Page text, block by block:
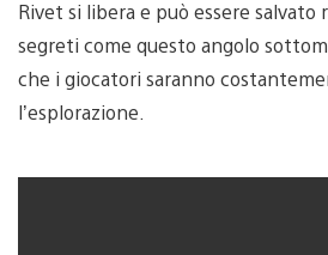
Rivet si libera e può essere salvato
segreti come questo angolo
che i giocatori saranno
l’esplorazione.